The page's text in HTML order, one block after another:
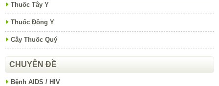
Thuốc Tây Y
Thuốc Đông Y
Cây Thuốc Quý
CHUYÊN ĐỀ
Bệnh AIDS / HIV